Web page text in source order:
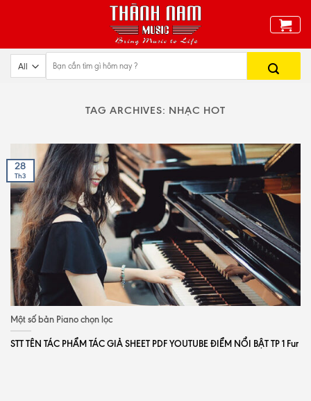
TAG ARCHIVES: NHẠC HOT
Một số bản Piano chọn lọc
STT TÊN TÁC PHẨM TÁC GIẢ SHEET PDF YOUTUBE ĐIỂM NỔI BẬT TP 1 Fur
28
Th3